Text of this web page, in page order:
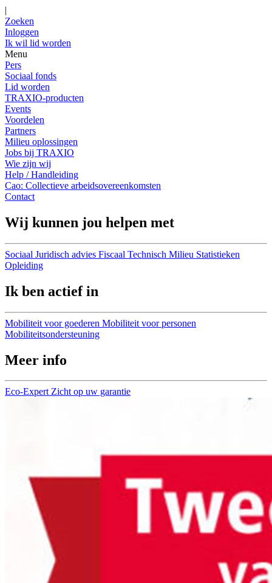
|
Zoeken
Inloggen
Ik wil lid worden
Menu
Pers
Sociaal fonds
Lid worden
TRAXIO-producten
Events
Voordelen
Partners
Milieu oplossingen
Jobs bij TRAXIO
Wie zijn wij
Help / Handleiding
Cao: Collectieve arbeidsovereenkomsten
Contact
Wij kunnen jou helpen met
Sociaal Juridisch advies Fiscaal Technisch Milieu Statistieken
Opleiding
Ik ben actief in
Mobiliteit voor goederen Mobiliteit voor personen
Mobiliteitsondersteuning
Meer info
Eco-Expert Zicht op uw garantie